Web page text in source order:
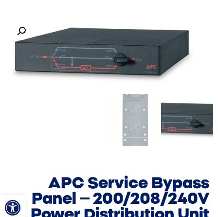
פתח
APC Service Bypass
Panel – 200/208/240V